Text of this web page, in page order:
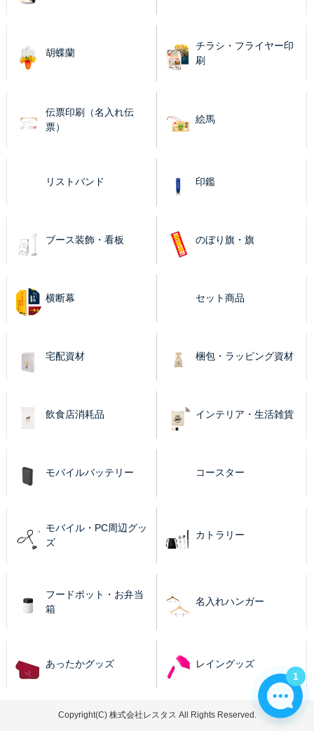
胡蝶蘭
チラシ・フライヤー印
刷
伝票印刷（名入れ伝
票）
絵馬
リストバンド 印鑑
ブース装飾・看板 のぼり旗・旗
横断幕 セット商品
宅配資材 梱包・ラッピング資材
飲食店消耗品 インテリア・生活雑貨
モバイルバッテリー コースター
モバイル・PC周辺グッ
ズ
カトラリー
フードポット・お弁当
箱
名入れハンガー
あったかグッズ レイングッズ
Copyright(C) 株式会社レスタス All Rights Reserved.
1